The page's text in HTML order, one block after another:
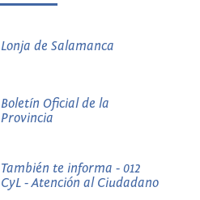
Lonja de Salamanca
Boletín Oficial de la
Provincia
También te informa - 012
CyL - Atención al Ciudadano